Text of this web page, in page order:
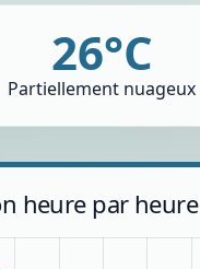
26°C
Partiellement nuageux
heure par heure